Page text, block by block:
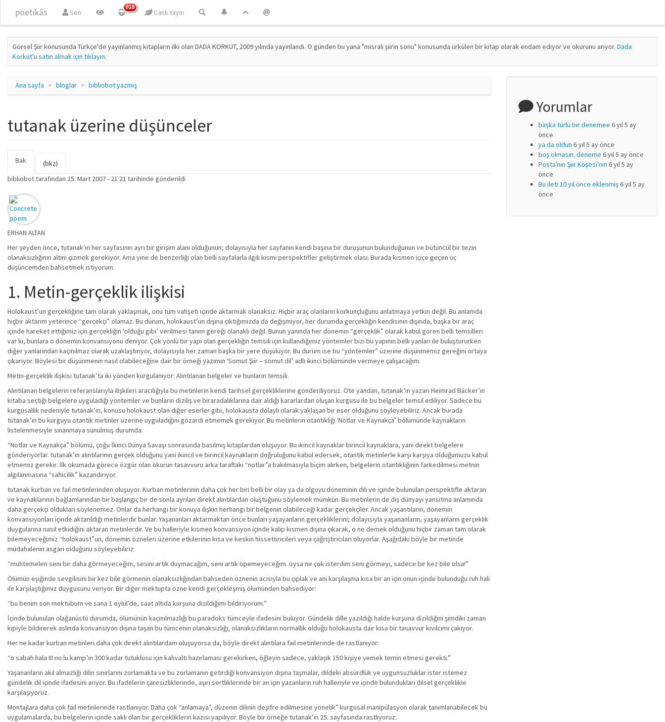
pöetikâs Sen
918
Canlı Yayın
Görsel Şiir konusunda Türkçe'de yayınlanmış kitapların ilki olan DADA KORKUT, 2009 yılında yayınlandı. O günden bu yana "mısralı şiirin sonu" konusunda ürkülen bir kitap olarak endam ediyor ve okurunu arıyor. Dada
Korkut'u satın almak için tıklayın.
Ana sayfa bloglar bibliobot yazmış
tutanak üzerine düşünceler
Birincil sekmeler
Bak
sekme)
(bkz)
bibliobottarafından 25. Mart 2007 - 21:21 tarihinde gönderildi
ERHAN ALTAN
Her şeyden önce, tutanak’ın her sayfasının ayrı bir girişim alanı olduğunun; dolayısıyla her sayfanın kendi başına bir duruşunun bulunduğunun ve bütüncül bir tezin
olanaksızlığının altını çizmek gerekiyor. Ama yine de benzerliği olan belli sayfalarla ilgili kısmi perspektifler geliştirmek olası. Burada kısmen içiçe geçen üç
düşüncemden bahsetmek istiyorum.
1. Metin-gerçeklik ilişkisi
Holokaust’un gerçekliğine tam olarak yaklaşmak, onu tüm vahşeti içinde aktarmak olanaksız. Hiçbir araç olanların korkunçluğunu anlatmaya yetkin değil. Bu anlamda
hiçbir aktarım yeterince “gerçekçi” olamaz. Bu durum, holokaust’un dışına çıktığımızda da değişmiyor, her durumda gerçekliğin kendisinin dışında, başka bir araç
içinde hareket ettiğimiz için gerçekliğin ‘olduğu gibi’ verilmesi tanım gereği olanaklı değil. Bunun yanında her dönemin “gerçeklik” olarak kabul gören belli temsilleri
var ki, bunlara o dönemin konvansiyonu deniyor. Çok yönlü bir yapı olan gerçekliğin temsili için kullandığımız yöntemler bizi bu yapının belli yanları ile buluştururken
diğer yanlarından kaçınılmaz olarak uzaklaştırıyor, dolayısıyla her zaman başka bir yere düşülüyor. Bu durum ise bu “yöntemler” üzerine düşünmemiz gereğini ortaya
çıkarıyor. Böylesi bir düşünmenin nasıl olabileceğine dair bir örneği yazımın ‘Somut Şiir – somut dil’ adlı ikinci bölümünde vermeye çalışacağım.
Metin-gerçeklik ilişkisi tutanak’ta iki yönden kurgulanıyor: Alıntılanan belgeler ve bunların temsili.
Alıntılanan belgelerin referanslarıyla ilişkileri aracılığıyla bu metinlerin kendi tarihsel gerçekliklerine gönderiliyoruz. Öte yandan, tutanak’ın yazarı Heimrad Bäcker’in
kitaba seçtiği belgelere uyguladığı yöntemler ve bunların diziliş ve biraradalıklarına dair aldığı kararlardan oluşan kurgusu ile bu belgeler temsil ediliyor. Sadece bu
kurgusallık nedeniyle tutanak’ın, konusu holokaust olan diğer eserler gibi, holokausta dolaylı olarak yaklaşan bir eser olduğunu söyleyebiliriz. Ancak burada
tutanak’ın bu kurguyu otantik metinler üzerine uyguladığını gözardı etmemek gerekiyor. Bu metinlerin otantikliği ‘Notlar ve Kaynakça’ bölümünde kaynakların
listelenmesiyle sınanmaya sunulmuş durumda.
“Notlar ve Kaynakça” bölümü, çoğu İkinci Dünya Savaşı sonrasında basılmış kitaplardan oluşuyor. Bu ikincil kaynaklar birincil kaynaklara, yani direkt belgelere
gönderiyorlar. tutanak’ın alıntılarının gerçek olduğunu yani ikincil ve birincil kaynakların doğruluğunu kabul edersek, otantik metinlerle karşı karşıya olduğumuzu kabul
etmemiz gerekir. İlk okumada görece özgür olan okurun tasavvuru arka taraftaki “notlar”a bakılmasıyla biçim alırken, belgelerin otantikliğinin farkedilmesi metnin
algılanmasına “sahicilik” kazandırıyor.
tutanak kurban ve fail metinlerinden oluşuyor. Kurban metinlerinin daha çok her biri belli bir olay ya da olguyu döneminin dili ve içinde bulunulan perspektifle aktaran
ve kaynaklarının bağlamlarından bir başlangıç bir de sonla ayrılan direkt alıntılardan oluştuğunu söylemek mümkün. Bu metinlerin de dış dünyayı yansıtma anlamında
daha gerçekçi oldukları söylenemez. Onlar da herhangi bir konuya ilişkin herhangi bir belgenin olabileceği kadar gerçekçiler. Ancak yaşantıların, dönemin
konvansiyonları içinde aktarıldığı metinlerdir bunlar. Yaşananları aktarmaktan önce bunları yaşayanların gerçekliklerini; dolayısıyla yaşananların, yaşayanların gerçeklik
duygularına nasıl etkidiğini aktaran metinlerdir. Ve bu halleriyle kısmen konvansiyon içinde kalıp kısmen dışına çıkarak, o ne demek olduğunu hiçbir zaman tam olarak
bilemeyeceğimiz “holokaust”un, dönemin özneleri üzerine etkilerinin kısa ve keskin hissettiricileri veya çağrıştırıcıları oluyorlar. Aşağıdaki böyle bir metinde
müdahalenin asgari olduğunu söyleyebiliriz:
“muhtemelen seni bir daha görmeyeceğim, sesini artık duymacağım, seni artık öpemeyeceğim. oysa ne çok isterdim seni görmeyi, sadece bir kez bile olsa!”
Ölümün eşiğinde sevgilisini bir kez bile görmenin olanaksızlığından bahseden öznenin acısıyla bu çıplak ve ani karşılaşma kısa bir an için onun içinde bulunduğu ruh hali
ile karşılaştığımız duygusunu veriyor. Bir diğer mektupta özne kendi gerçekleşmiş ölümünden bahsediyor:
“bu benim son mektubum ve sana 1 eylül’de, saat altıda kurşuna dizildiğimi bildiriyorum.”
İçinde bulunulan olağanüstü durumda, ölümünün kaçınılmazlığı bu paradoks tümceyle ifadesini buluyor. Gündelik dille yazıldığı halde kurşuna dizildiğini şimdiki zaman
kipiyle bildirerek aslında konvansiyon dışına taşan bu tümcenin olanaksızlığı, olanaksızlıkların normallik olduğu holokausta dair kısa bir tasavvur kıvılcımı çakıyor.
Her ne kadar kurban metinleri daha çok direkt alıntılardam oluşuyorsa da, böyle direkt alıntılara fail metinlerinde de rastlanıyor:
“o sabah hala III no.lu kamp’ın 300 kadar tutuklusu için kahvaltı hazırlaması gerekirken, öğleyin sadece, yaklaşık 150 kişiye yemek temin etmesi gerekti.”
Yaşananların akıl almazlığı dilin sınırlarını zorlamakta ve bu zorlamanın getirdiği konvansiyon dışına taşmalar, dildeki absürdlük ve uygunsuzluklar ister istemez
gündelik dil içinde ifadesini arıyor. Bu ifadelerin çaresizliklerinde, aşırı sertliklerinde bir an için yazanların ruh halleriyle ve içinde bulundukları dilsel gerçeklikle
karşılaşıyoruz.
Montajlara daha çok fail metinlerinde rastlanıyor. Daha çok “anlamaya”, düzenin dilinin deşifre edilmesine yönelik” kurgusal manipülasyon olarak tanımlanabilecek bu
uygulamalarda, bu belgelerin içinde saklı olan bir gerçekliklerin kazısı yapılıyor. Böyle bir örneğe tutanak’ın 25. sayfasında rastlıyoruz:
Yorumlar
başka türlü bir denemee 6 yıl 5 ay
önce
ya da oldun 6 yıl 5 ay önce
boş olmasın. deneme 6 yıl 5 ay önce
Posta'nın Şiir Köşesi'nin 6 yıl 5 ay
önce
Bu ileti 10 yıl önce eklenmiş6 yıl 5 ay
önce